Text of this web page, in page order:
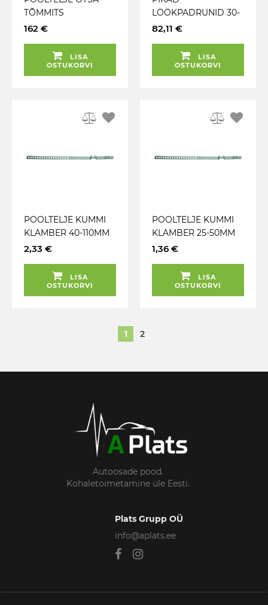
TÕMMITS
UNIVERSAALNE
162 €
LISA
OSTUKORVI
LÖÖKPADRUNID 30-
32-36MM 1 / 2" 12-
TRIUMF
82,11 €
LISA
OSTUKORVI
POOLTELJE KUMMI
KLAMBER 40-110MM
(HIND 1TK) TRIUMF
2,33 €
LISA
OSTUKORVI
POOLTELJE KUMMI
KLAMBER 25-50MM
(HIND 1TK. PAKIS
1,36 €
LISA
OSTUKORVI
1 2
Autoosade pood.
Kohaletoimetamine üle Eesti.
Plats Grupp OÜ
info@aplats.ee